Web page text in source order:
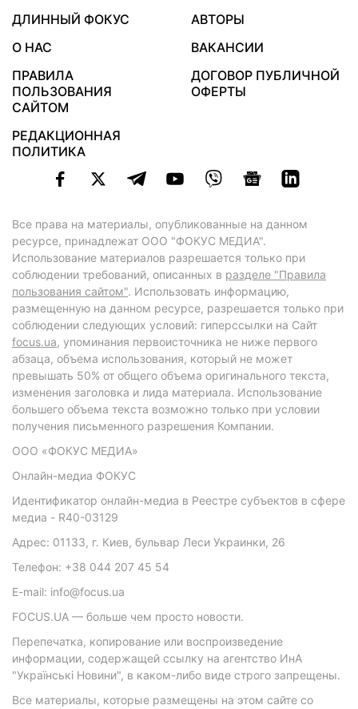
ДЛИННЫЙ ФОКУС
АВТОРЫ
О НАС
ВАКАНСИИ
ПРАВИЛА
ПОЛЬЗОВАНИЯ
САЙТОМ
ДОГОВОР ПУБЛИЧНОЙ
ОФЕРТЫ
РЕДАКЦИОННАЯ
ПОЛИТИКА
Все права на материалы, опубликованные на данном
ресурсе, принадлежат ООО "ФОКУС МЕДИА".
Использование материалов разрешается только при
соблюдении требований, описанных в разделе "Правила
пользования сайтом". Использовать информацию,
размещенную на данном ресурсе, разрешается только при
соблюдении следующих условий: гиперссылки на Сайт
focus.ua, упоминания первоисточника не ниже первого
абзаца, объема использования, который не может
превышать 50% от общего объема оригинального текста,
изменения заголовка и лида материала. Использование
большего объема текста возможно только при условии
получения письменного разрешения Компании.
ООО «ФОКУС МЕДИА»
Онлайн-медиа ФОКУС
Идентификатор онлайн-медиа в Реестре субъектов в сфере
медиа - R40-03129
Адрес: 01133, г. Киев, бульвар Леси Украинки, 26
Телефон: +38 044 207 45 54
E-mail: info@focus.ua
FOCUS.UA — больше чем просто новости.
Перепечатка, копирование или воспроизведение
информации, содержащей ссылку на агентство ИнА
"Українські Новини", в каком-либо виде строго запрещены.
Все материалы, которые размещены на этом сайте со